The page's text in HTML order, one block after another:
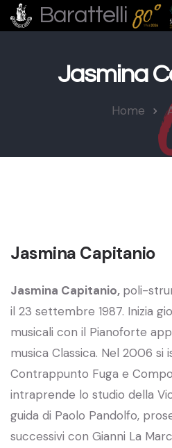
Barattelli
Jasmina
Home
Jasmina Capitanio
Jasmina Capitanio, poli-
il 23 settembre 1987. Inizia
musicali con il Pianoforte
musica Classica. Nel 2006 si
Contrappunto Fuga e
intraprende lo studio della
guida di Paolo Pandolfo,
successivi con Gianni La